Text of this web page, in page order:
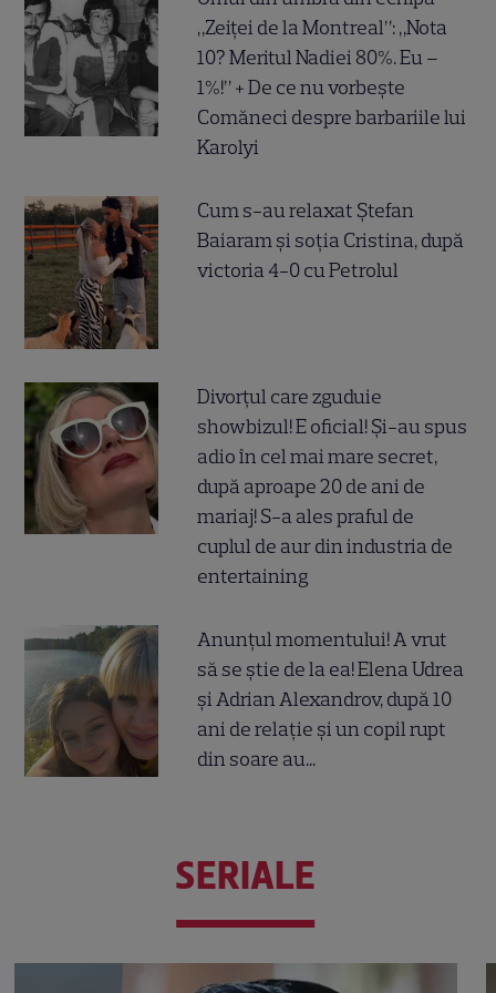
„Zeiței de la Montreal”: „Nota
10? Meritul Nadiei 80%. Eu –
1%!” + De ce nu vorbește
Comăneci despre barbariile lui
Karolyi
Cum s-au relaxat Ștefan
Baiaram și soția Cristina, după
victoria 4-0 cu Petrolul
Divorțul care zguduie
showbizul! E oficial! Și-au spus
adio în cel mai mare secret,
după aproape 20 de ani de
mariaj! S-a ales praful de
cuplul de aur din industria de
entertaining
Anunțul momentului! A vrut
să se știe de la ea! Elena Udrea
și Adrian Alexandrov, după 10
ani de relație și un copil rupt
din soare au...
SERIALE